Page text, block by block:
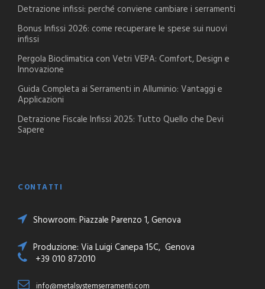
Detrazione infissi: perché conviene cambiare i serramenti
Bonus Infissi 2026: come recuperare le spese sui nuovi
infissi
Pergola Bioclimatica con Vetri VEPA: Comfort, Design e
Innovazione
Guida Completa ai Serramenti in Alluminio: Vantaggi e
Applicazioni
Detrazione Fiscale Infissi 2025: Tutto Quello che Devi
Sapere
CONTATTI
Showroom: Piazzale Parenzo 1, Genova
Produzione: Via Luigi Canepa 15C, Genova
+39 010 872010
info@metalsystemserramenti.com